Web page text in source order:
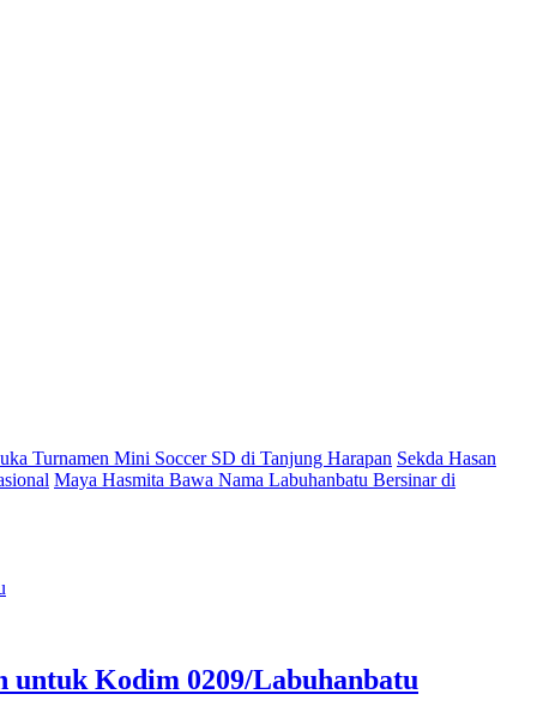
Turnamen Mini Soccer SD di Tanjung Harapan Sekda Hasan
Maya Hasmita Bawa Nama Labuhanbatu Bersinar di
Kodim 0209/Labuhanbatu